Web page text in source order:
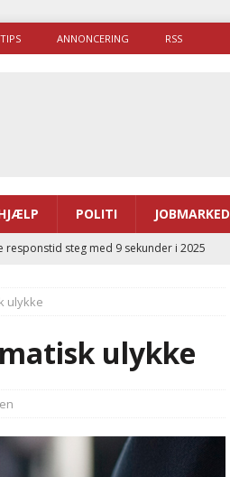
ANNONCERING RSS
POLITI JOBMARKED
steg med 9 sekunder i 2025
kan sende 400.000 kørsler over
PRÆHOSPITAL
tid på at komme af sted i 2025
bliver lovpligtige ved arbejde i
ulykke
ulykke